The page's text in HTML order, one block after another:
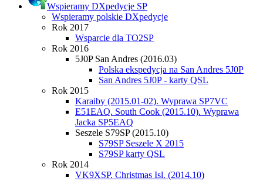
Wspieramy DXpedycje SP
Wspieramy polskie DXpedycje
Rok 2017
Wsparcie dla TO2SP
Rok 2016
5J0P San Andres (2016.03)
Polska ekspedycja na San Andres 5J0P
San Andres 5J0P - karty QSL
Rok 2015
Karaiby (2015.01-02). Wyprawa SP7VC
E51EAQ. South Cook (2015.10). Wyprawa
Jacka SP5EAQ
Seszele S79SP (2015.10)
S79SP Seszele X 2015
S79SP karty QSL
Rok 2014
VK9XSP. Christmas Isl. (2014.10)